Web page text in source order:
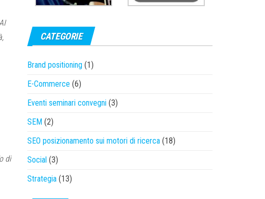
di
CATEGORIE
Brand positioning (1)
E-Commerce (6)
Eventi seminari convegni (3)
SEM (2)
SEO posizionamento sui motori di ricerca (18)
Social (3)
Strategia (13)